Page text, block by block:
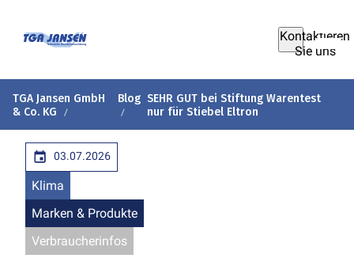
Kontaktieren
Sie uns
TGA Jansen GmbH
& Co. KG
Blog SEHR GUT bei Stiftung Warentest
nur für Stiebel Eltron
03.07.2026
Klima
Marken & Produkte
Verbraucherinfos